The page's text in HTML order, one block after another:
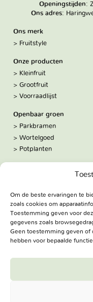
Om de beste ervaringen te
zoals cookies om
Toestemming geven voor
gegevens zoals
Geen toestemming geven of
hebben voor bepaalde
Openingstijden:
Ons adres:
Ons merk
Fruitstyle
Onze producten
Kleinfruit
Grootfruit
Voorraadlijst
Openbaar groen
Parkbramen
Wortelgoed
Potplanten
Volg ons:
Facebook
Bezoekadres
Haringweg 3A
2975 LB Ottoland